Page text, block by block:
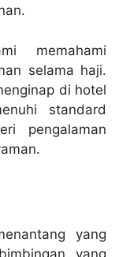
memahami
selama haji.
di hotel
standard
pengalaman
yang